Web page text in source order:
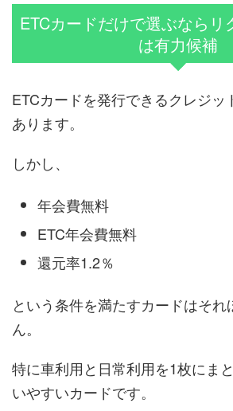
ETCカードだけで選ぶならリ
は有力候補
ETCカードを発行できるクレジッ
あります。
しかし、
年会費無料
ETC年会費無料
還元率1.2％
という条件を満たすカードはそ
ん。
特に車利用と日常利用を1枚にま
いやすいカードです。